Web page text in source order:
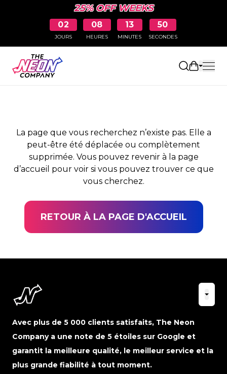
25% OFF WEEKS
02
JOURS
08
HEURES
13
MINUTES
50
SECONDES
Ouvrir le
PAGE NON TROUVÉE
La page que vous recherchez n’existe pas. Elle a
peut-être été déplacée ou complètement
supprimée. Vous pouvez revenir à la page
d’accueil pour voir si vous pouvez trouver ce que
vous cherchez.
RETOUR À LA PAGE D'ACCUEIL
Avec plus de 5 000 clients satisfaits, The Neon
Company a une note de 5 étoiles sur Google et
garantit la meilleure qualité, le meilleur service et la
plus grande fiabilité à tout moment.